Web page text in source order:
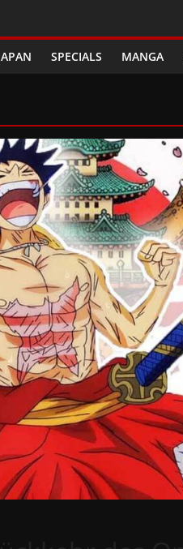
SPECIALS MANGA